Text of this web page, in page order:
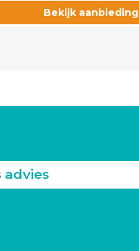
Bekijk aanbieding
advies